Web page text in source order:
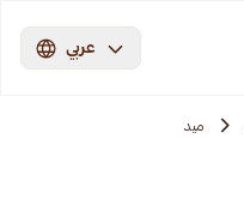
عربي
ميد